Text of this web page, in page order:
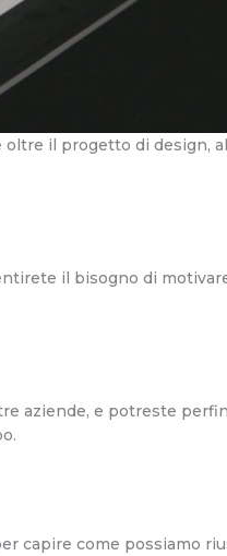
il progetto di design,
il bisogno di
aziende, e potreste
capire come possiamo